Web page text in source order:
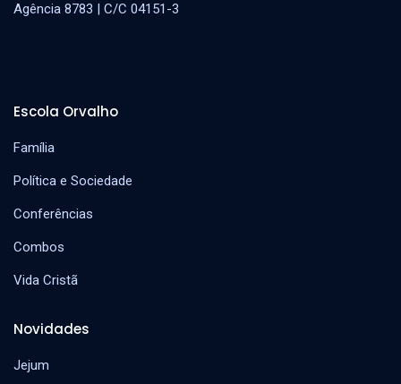
Novidades
Jejum
Escola Orvalho
Família
Política e Sociedade
Conferências
Combos
Vida Cristã
Agência 8783 | C/C 04151-3